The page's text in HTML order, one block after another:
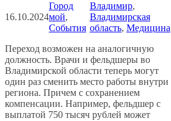
16.10.2024
Город
мой
События
Владимир
Владимирская
область, Медицина
Переход возможен на аналогичную
должность. Врачи и фельдшеры во
Владимирской области теперь могут
один раз сменить место работы внутри
региона. Причем с сохранением
компенсации. Например, фельдшер с
выплатой 750 тысяч рублей может